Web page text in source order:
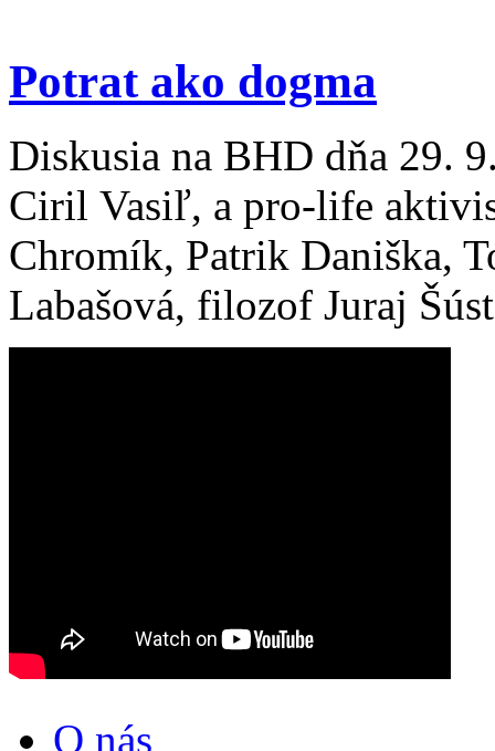
Potrat ako dogma
Diskusia na BHD dňa 29.
Ciril Vasiľ, a pro-life
Chromík, Patrik Daniška,
Labašová, filozof Juraj
O nás